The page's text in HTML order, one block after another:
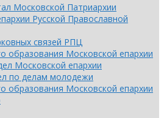
Московской Патриархии
Русской Православной
связей РПЦ
образования Московской епархии
Московской епархии
по делам молодежи
образования Московской епархии